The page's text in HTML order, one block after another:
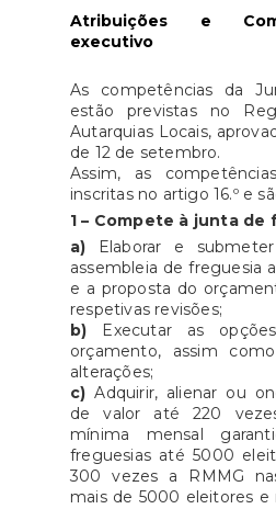
Atribuições e
executivo
As competências da
estão previstas no
Autarquias Locais,
de 12 de setembro.
Assim, as
inscritas no artigo 16.º e
1 – Compete à junta de
a) Elaborar e
assembleia de freguesia
e a proposta do
respetivas revisões;
b) Executar as
orçamento, assim
alterações;
c) Adquirir, alienar ou
de valor até 220
mínima mensal
freguesias até 5000
300 vezes a RMMG
mais de 5000 eleitores